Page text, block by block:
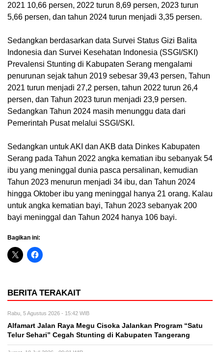
2021 10,66 persen, 2022 turun 8,69 persen, 2023 turun
5,66 persen, dan tahun 2024 turun menjadi 3,35 persen.
Sedangkan berdasarkan data Survei Status Gizi Balita
Indonesia dan Survei Kesehatan Indonesia (SSGI/SKI)
Prevalensi Stunting di Kabupaten Serang mengalami
penurunan sejak tahun 2019 sebesar 39,43 persen, Tahun
2021 turun menjadi 27,2 persen, tahun 2022 turun 26,4
persen, dan Tahun 2023 turun menjadi 23,9 persen.
Sedangkan Tahun 2024 masih menunggu data dari
Pemerintah Pusat melalui SSGI/SKI.
Sedangkan untuk AKI dan AKB data Dinkes Kabupaten
Serang pada Tahun 2022 angka kematian ibu sebanyak 54
ibu yang meninggal dunia pasca persalinan, kemudian
Tahun 2023 menurun menjadi 34 ibu, dan Tahun 2024
hingga Oktober ibu yang meninggal hanya 21 orang. Kalau
untuk angka kematian bayi, Tahun 2023 sebanyak 200
bayi meninggal dan Tahun 2024 hanya 106 bayi.
Bagikan ini:
BERITA TERAKAIT
Rabu, 5 Agustus 2026 - 15:42 WIB
Alfamart Jalan Raya Megu Cisoka Jalankan Program “Satu
Telur Sehari” Cegah Stunting di Kabupaten Tangerang